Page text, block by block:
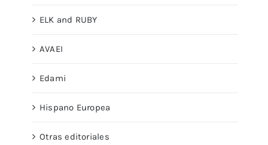
ELK and RUBY
AVAEI
Edami
Hispano Europea
Otras editoriales